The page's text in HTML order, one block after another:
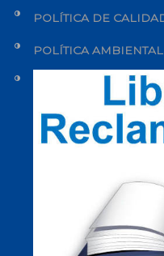
POLÍTICA DE
POLÍTICA AMBIENTAL